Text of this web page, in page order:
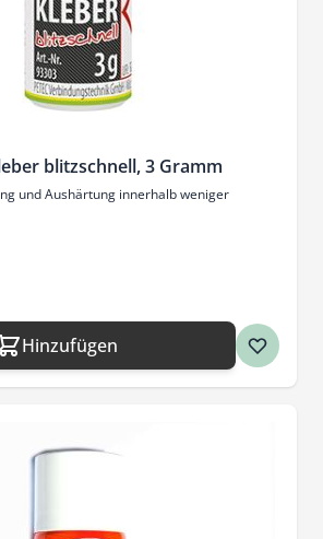
blitzschnell, 3 Gramm
und Aushärtung innerhalb weniger
Hinzufügen